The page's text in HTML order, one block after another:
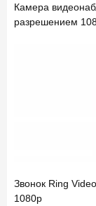
Камера
разрешением
Звонок Ring
1080p